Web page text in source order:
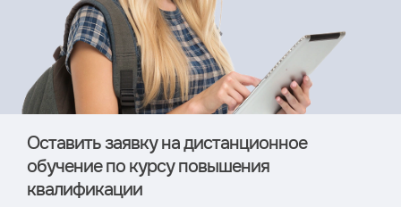
Оставить заявку на дистан­ционное
обучение по курсу повышения
квалификации